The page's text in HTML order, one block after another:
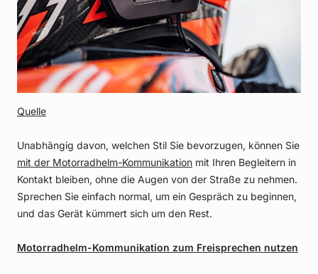
Quelle
Unabhängig davon, welchen Stil Sie bevorzugen, können Sie
mit der Motorradhelm-Kommunikation mit Ihren Begleitern in
Kontakt bleiben, ohne die Augen von der Straße zu nehmen.
Sprechen Sie einfach normal, um ein Gespräch zu beginnen,
und das Gerät kümmert sich um den Rest.
Motorradhelm-Kommunikation zum Freisprechen nutzen